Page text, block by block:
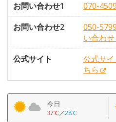
お問い合わせ1
070-
お問い合わせ2
050-
い合わせ
公式サイト
公式サ
ちら
今日
37℃／28℃